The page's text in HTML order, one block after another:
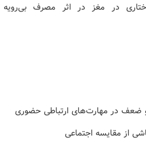
در مغز در اثر مصرف بی‌رویه
و ضعف در مهارت‌های ارتباطی حضوری
از مقایسه اجتماعی